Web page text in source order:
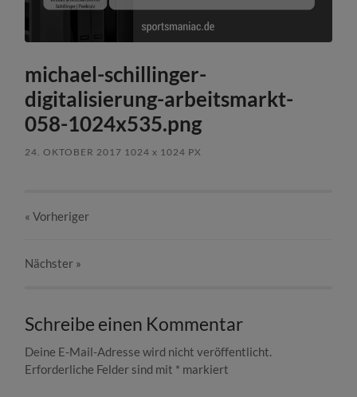
michael-schillinger-
digitalisierung-arbeitsmarkt-
058-1024x535.png
24. OKTOBER 2017 1024x 1024 PX
« Vorheriger
Nächster »
Schreibe einen Kommentar
Deine E-Mail-Adresse wird nicht veröffentlicht.
Erforderliche Felder sind mit * markiert